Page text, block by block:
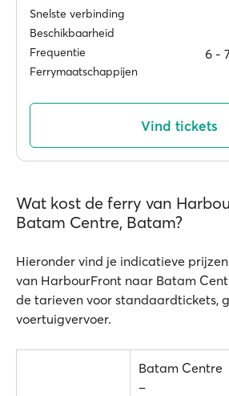
Snelste verbinding
Beschikbaarheid
Frequentie 6 ‐
Ferrymaatschappijen
Vind tickets
Wat kost de ferry van
Batam Centre, Batam?
Hieronder vind je indicatieve
van HarbourFront naar Batam
de tarieven voor standaardtickets,
voertuigvervoer.
Batam Centre
–